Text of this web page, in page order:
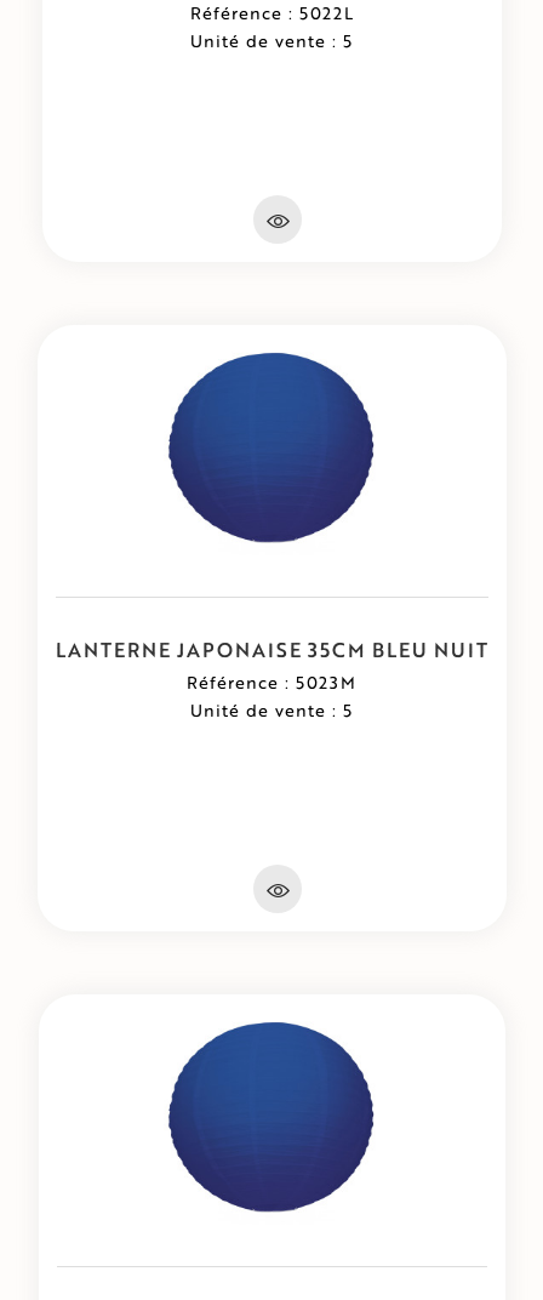
Référence : 5022L
Unité de vente : 5
LANTERNE JAPONAISE 35CM BLEU NUIT
Référence : 5023M
Unité de vente : 5